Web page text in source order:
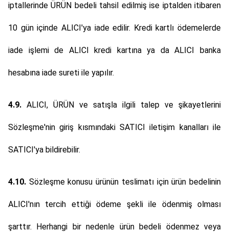
iptallerinde ÜRÜN bedeli tahsil edilmiş ise iptalden itibaren
10 gün içinde ALICI'ya iade edilir. Kredi kartlı ödemelerde
iade işlemi de ALICI kredi kartına ya da ALICI banka
hesabına iade sureti ile yapılır.
4.9. ALICI, ÜRÜN ve satışla ilgili talep ve şikayetlerini
Sözleşme'nin giriş kısmındaki SATICI iletişim kanalları ile
SATICI'ya bildirebilir.
4.10. Sözleşme konusu ürünün teslimatı için ürün bedelinin
ALICI'nın tercih ettiği ödeme şekli ile ödenmiş olması
şarttır. Herhangi bir nedenle ürün bedeli ödenmez veya